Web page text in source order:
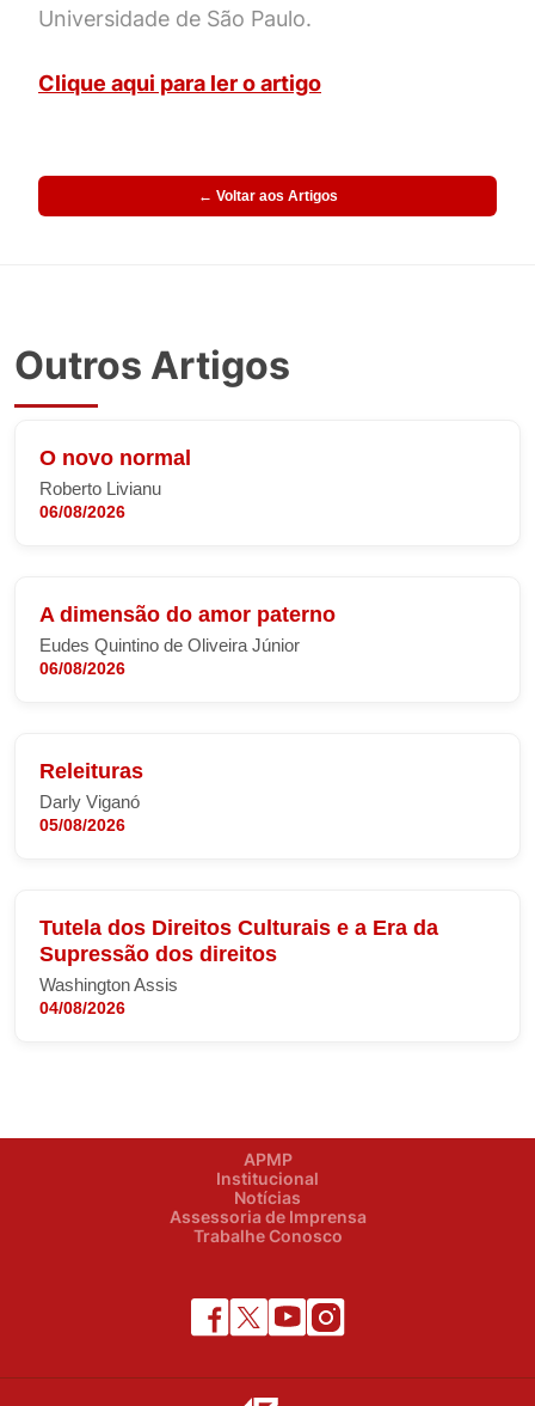
Universidade de São Paulo.
Clique aqui para ler o artigo
← Voltar aos Artigos
Outros Artigos
O novo normal
Roberto Livianu
06/08/2026
A dimensão do amor paterno
Eudes Quintino de Oliveira Júnior
06/08/2026
Releituras
Darly Viganó
05/08/2026
Tutela dos Direitos Culturais e a Era da
Supressão dos direitos
Washington Assis
04/08/2026
APMP
Institucional
Notícias
Assessoria de Imprensa
Trabalhe Conosco